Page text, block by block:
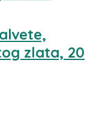
zlata, 20